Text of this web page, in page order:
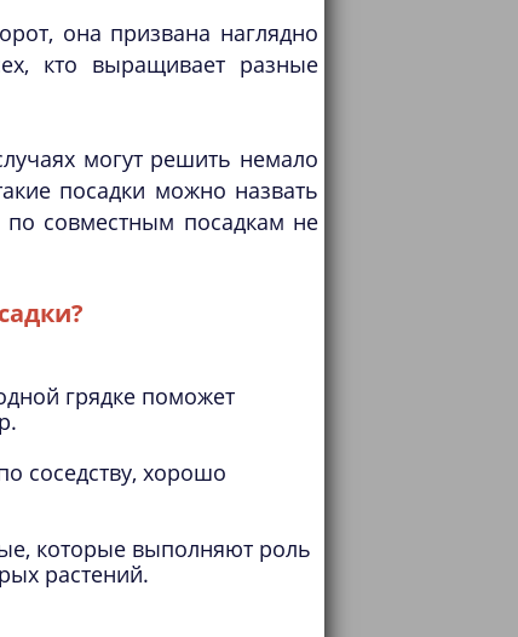
она призвана наглядно
кто выращивает разные
могут решить немало
посадки можно назвать
совместным посадкам не
грядке поможет
соседству, хорошо
которые выполняют роль
растений.